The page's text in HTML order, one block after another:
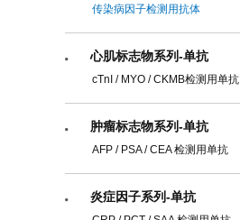
传染病因子检测用抗体
心肌标志物系列-单抗
cTnI / MYO / CKMB检测用单抗
肿瘤标志物系列-单抗
AFP / PSA / CEA 检测用单抗
炎症因子系列-单抗